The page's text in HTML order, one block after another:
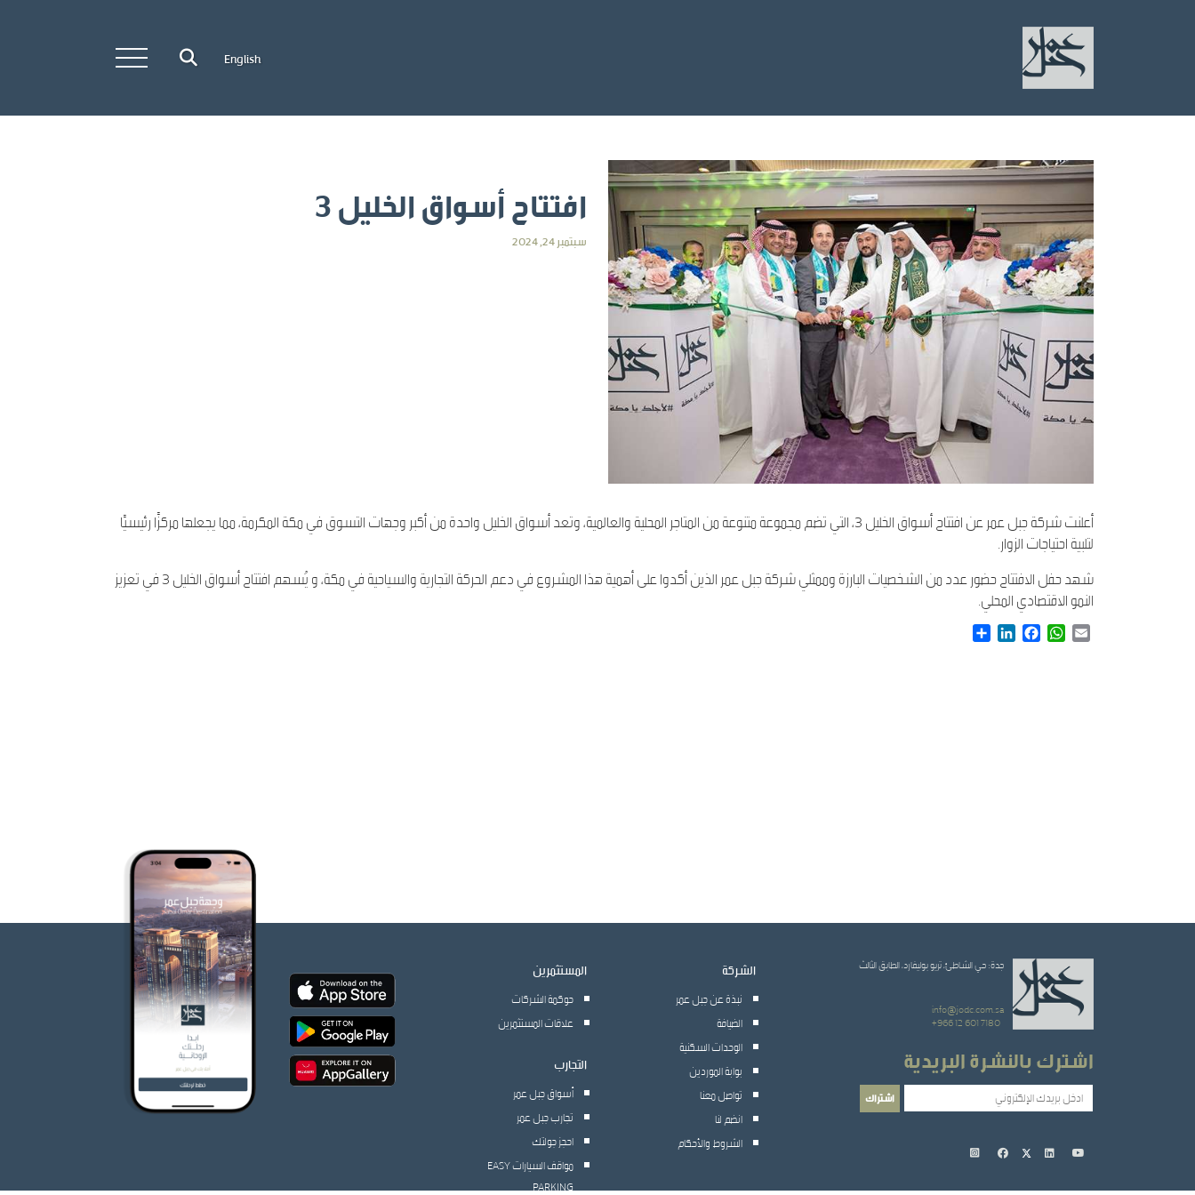
English
افتتاح أسواق الخليل 3
سبتمبر 24, 2024
أعلنت شركة جبل عمر عن افتتاح أسواق الخليل 3، التي تضم مجموعة متنوعة من المتاجر المحلية والعالمية، وتعد أسواق الخليل واحدة من أكبر وجهات التسوق في مكة المكرمة، مما يجعلها مركزًا رئيسيًا
لتلبية احتياجات الزوار.
شهد حفل الافتتاح حضور عدد من الشخصيات البارزة وممثلي شركة جبل عمر الذين أكدوا على أهمية هذا المشروع في دعم الحركة التجارية والسياحية في مكة، و يُسهم افتتاح أسواق الخليل 3 في تعزيز
النمو الاقتصادي المحلي.
Email
WhatsApp
Facebook
LinkedIn
جدة: حي الشاطئ، تريو بوليفارد، الطابق الثالث
info@jodc.com.sa
+966 12 601 7180
اشترك بالنشرة البريدية
الشركة
نبذة عن جبل عمر
الضيافة
الوحدات السكنية
بوابة الموردين
تواصل معنا
انضم لنا
الشروط والأحكام
المستثمرين
حوكمة الشركات
علاقات المستثمرين
التجارب
أسواق جبل عمر
تجارب جبل عمر
احجز جولتك
مواقف السيارات EASY
PARKING